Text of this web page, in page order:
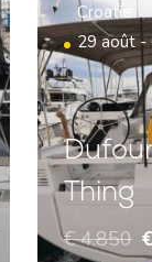
Croatie
29 août -
Thing
€ 4.850